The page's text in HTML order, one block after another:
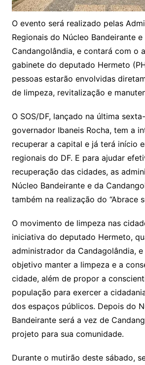
O evento será realizado pelas
Regionais do Núcleo Bandeirante e
Candangolândia, e contará com o
gabinete do deputado Hermeto
pessoas estarão envolvidas
de limpeza, revitalização e
O SOS/DF, lançado na última
governador Ibaneis Rocha, tem a
recuperar a capital e já terá início
regionais do DF. E para ajudar
recuperação das cidades, as
Núcleo Bandeirante e da
também na realização do “Abrace
O movimento de limpeza nas
iniciativa do deputado Hermeto,
administrador da Candagolândia,
objetivo manter a limpeza e a
cidade, além de propor a
população para exercer a
dos espaços públicos. Depois do
Bandeirante será a vez de
projeto para sua comunidade.
Durante o mutirão deste sábado,